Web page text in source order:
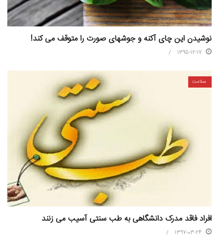
نوشیدن این چای آکنه و جوشهای صورت را متوقف می کند!
1395-12-17
سلامت
افراد فاقد مدرک دانشگاهی به طب سنتی آسیب می زنند
1397-03-24